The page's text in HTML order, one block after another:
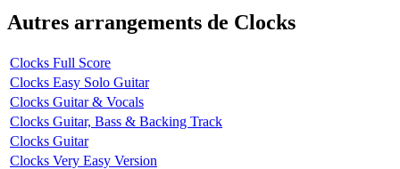
Autres arrangements de Clocks
Clocks Full Score
Clocks Easy Solo Guitar
Clocks Guitar & Vocals
Clocks Guitar, Bass & Backing Track
Clocks Guitar
Clocks Very Easy Version